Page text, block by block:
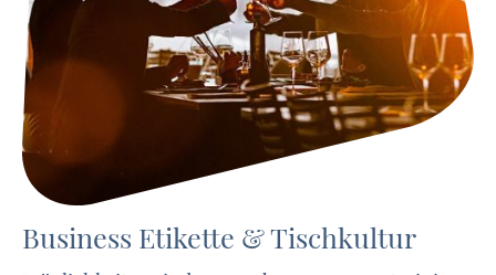
Business Etikette & Tischkultur